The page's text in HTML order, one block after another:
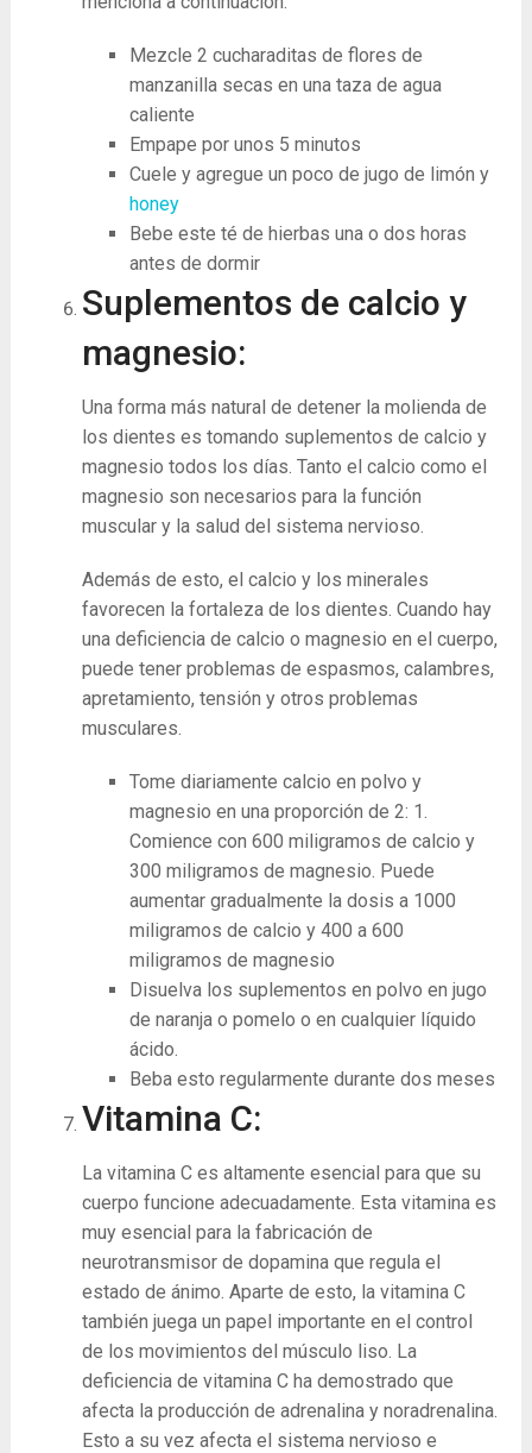
Mezcle 2 cucharaditas de flores de
manzanilla secas en una taza de agua
caliente
Empape por unos 5 minutos
Cuele y agregue un poco de jugo de limón y
honey
Bebe este té de hierbas una o dos horas
antes de dormir
Suplementos de calcio y
magnesio:
Una forma más natural de detener la molienda de
los dientes es tomando suplementos de calcio y
magnesio todos los días. Tanto el calcio como el
magnesio son necesarios para la función
muscular y la salud del sistema nervioso.
Además de esto, el calcio y los minerales
favorecen la fortaleza de los dientes. Cuando hay
una deficiencia de calcio o magnesio en el cuerpo,
puede tener problemas de espasmos, calambres,
apretamiento, tensión y otros problemas
musculares.
Tome diariamente calcio en polvo y
magnesio en una proporción de 2: 1.
Comience con 600 miligramos de calcio y
300 miligramos de magnesio. Puede
aumentar gradualmente la dosis a 1000
miligramos de calcio y 400 a 600
miligramos de magnesio
Disuelva los suplementos en polvo en jugo
de naranja o pomelo o en cualquier líquido
ácido.
Beba esto regularmente durante dos meses
Vitamina C:
La vitamina C es altamente esencial para que su
cuerpo funcione adecuadamente. Esta vitamina es
muy esencial para la fabricación de
neurotransmisor de dopamina que regula el
estado de ánimo. Aparte de esto, la vitamina C
también juega un papel importante en el control
de los movimientos del músculo liso. La
deficiencia de vitamina C ha demostrado que
afecta la producción de adrenalina y noradrenalina.
Esto a su vez afecta el sistema nervioso e